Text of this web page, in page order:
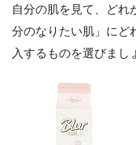
自分の肌を見て、どれ
分のなりたい肌」に
入するものを選びまし